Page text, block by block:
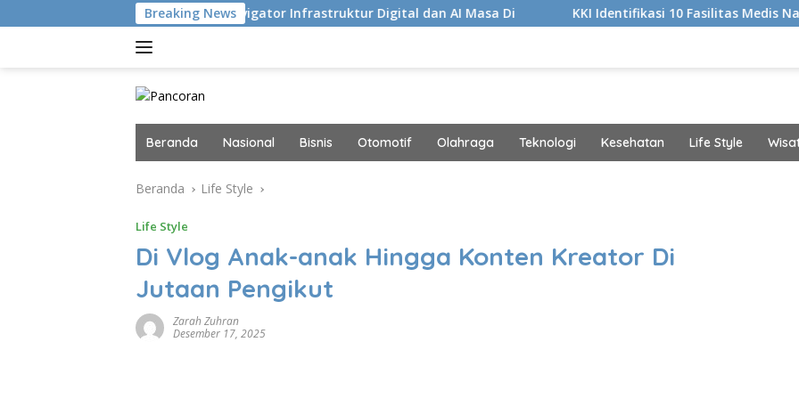
ke
Breaking News
Navigator Infrastruktur Digital dan AI Masa Di KKI Identifikasi 10 Fasilitas Medis Nakes yang
Beranda Nasional Bisnis Otomotif Olahraga Teknologi Kesehatan Life Style
Beranda Life Style
Life Style
Di Vlog Anak-anak Hingga Konten Kreator Di
Jutaan Pengikut
Zarah Zuhran
Desember 17, 2025